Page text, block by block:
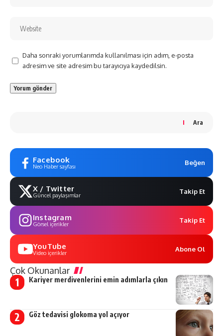
Daha sonraki yorumlarımda kullanılması için adım, e-posta
adresim ve site adresim bu tarayıcıya kaydedilsin.
Ara
Facebook
Neo Haber sayfası Beğen
X / Twitter
Güncel paylaşımlar Takip Et
Instagram
Görsel içerikler Takip Et
YouTube
Video içerikler Abone Ol
Çok Okunanlar
Kariyer merdivenlerini emin adımlarla çıkın
Göz tedavisi glokoma yol açıyor